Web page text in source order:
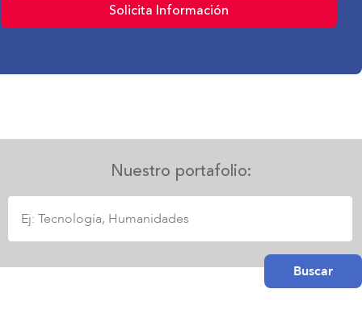
Solicita Información
Nuestro portafolio:
de
Buscar